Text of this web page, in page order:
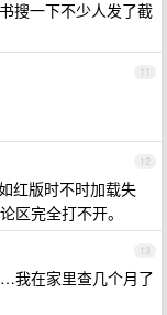
搜一下不少人发了截
11
12
红版时不时加载失
区完全打不开。
13
我在家里查几个月了